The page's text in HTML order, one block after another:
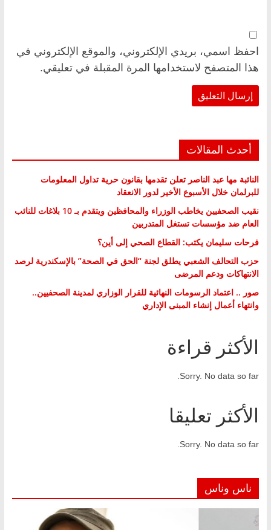
احفظ اسمي، بريدي الإلكتروني، والموقع الإلكتروني في
هذا المتصفح لاستخدامها المرة المقبلة في تعليقي.
أحدث المقالات
النائبة مها عبد الناصر تعلن تقدمها بقانون حرية تداول المعلومات
للبرلمان خلال الأسبوع الأخير لدور الانعقاد
نقيب الصحفيين يخاطب الوزراء والمحافظين ويتقدم بـ 10 بلاغات للنائب
العام ضد مؤسسات تستغل المتدربين
فرحات سليمان يكتب: القطاع الصحي إلى أين؟
حزب التحالف الشعبي يطلق لجنة “الحق في الصحة” بالإسكندرية لرصد
الانتهاكات ودعم المرضى
صور .. اعتماد الرسومات النهائية للقرار الوزاري لمدينة الصحفيين..
وانتهاء أعمال إنشاء المبنى الإداري
الأكثر قراءة
Sorry. No data so far.
الأكثر تعليقا
Sorry. No data so far.
ناس وناس